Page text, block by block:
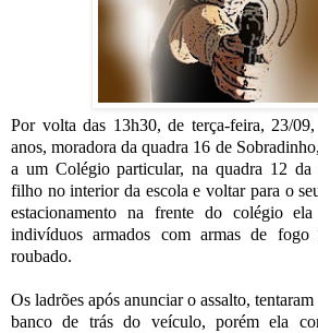
Por volta das 13h30, de terça-feira, 23/
anos, moradora da quadra 16 de
a um Colégio particular, na quadra 12
filho no interior da escola e voltar para o
estacionamento na frente do colégio
indivíduos armados com armas de
roubado.
Os ladrões após anunciar o assalto,
banco de trás do veículo, porém ela